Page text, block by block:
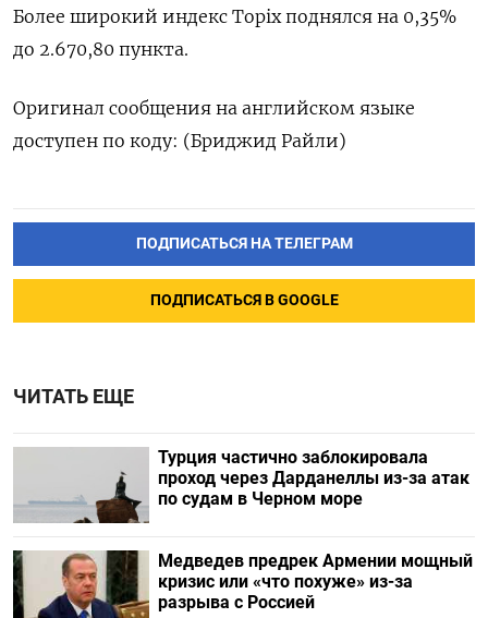
Более широкий индекс Topix поднялся на 0,35%
до 2.670,80 пункта.
Оригинал сообщения на английском языке
доступен по коду: (Бриджид Райли)
ПОДПИСАТЬСЯ НА ТЕЛЕГРАМ
ПОДПИСАТЬСЯ В GOOGLE
ЧИТАТЬ ЕЩЕ
Турция частично заблокировала
проход через Дарданеллы из-за атак
по судам в Черном море
Медведев предрек Армении мощный
кризис или «что похуже» из-за
разрыва с Россией